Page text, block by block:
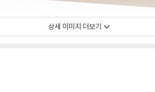
상세 이미지 더보기